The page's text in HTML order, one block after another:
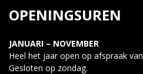
OPENINGSUREN
JANUARI – NOVEMBER
Heel het jaar open op afspraak
Gesloten op zondag.